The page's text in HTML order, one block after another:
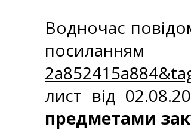
Водночас
лист від
предметами